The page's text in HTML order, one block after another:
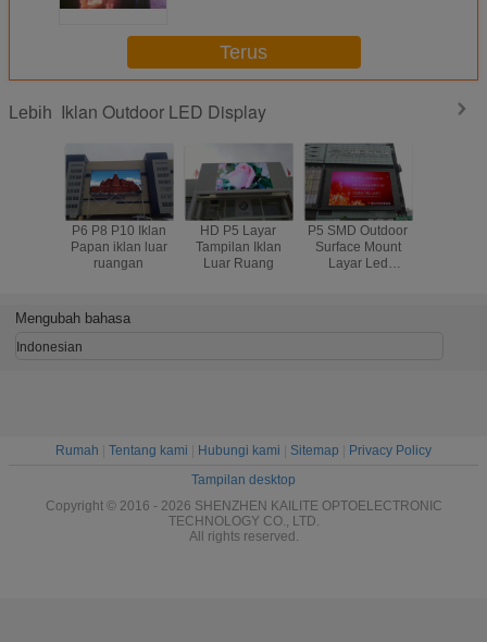
Terus
Lebih Iklan Outdoor LED Display
P6 P8 P10 Iklan
Papan iklan luar
ruangan
HD P5 Layar
Tampilan Iklan
Luar Ruang
P5 SMD Outdoor
Surface Mount
Layar Led
Mengubah bahasa
Indonesian
Rumah Tentang kami Hubungi kami Sitemap
Privacy Policy
Tampilan desktop
Copyright © 2016 - 2026 SHENZHEN KAILITE OPTOELECTRONIC
TECHNOLOGY CO., LTD.
All rights reserved.